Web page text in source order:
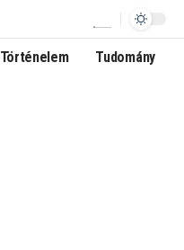
Történelem Tudomány